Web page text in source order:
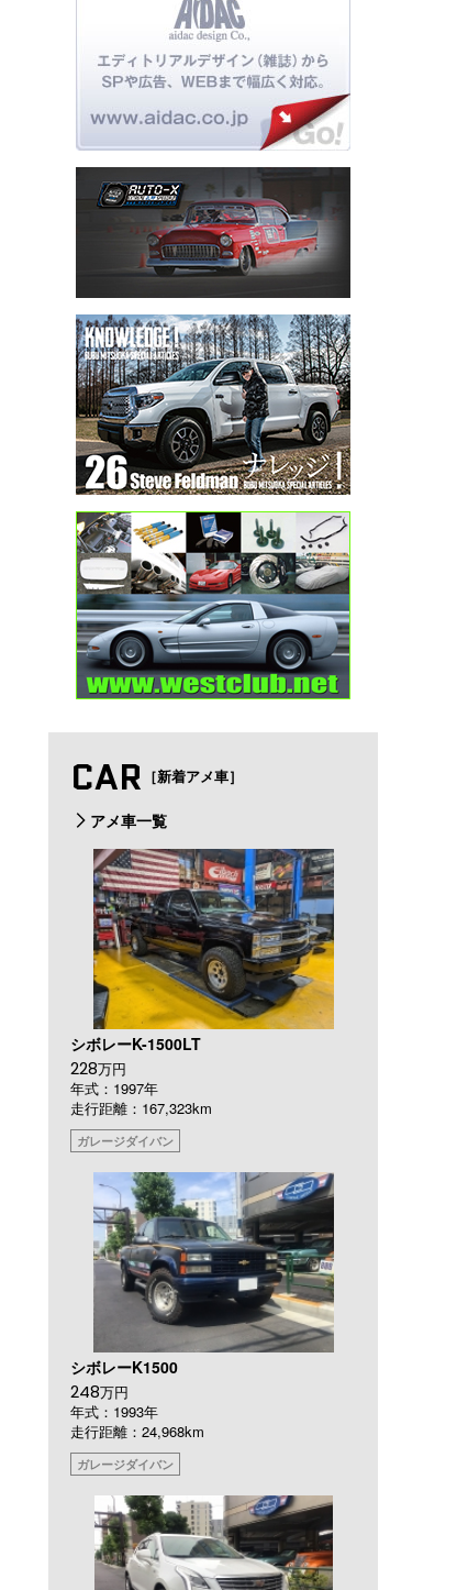
CAR ［新着アメ車］
アメ車一覧
シボレーK-1500LT
228万円
年式：1997年
走行距離：167,323km
ガレージダイバン
シボレーK1500
248万円
年式：1993年
走行距離：24,968km
ガレージダイバン